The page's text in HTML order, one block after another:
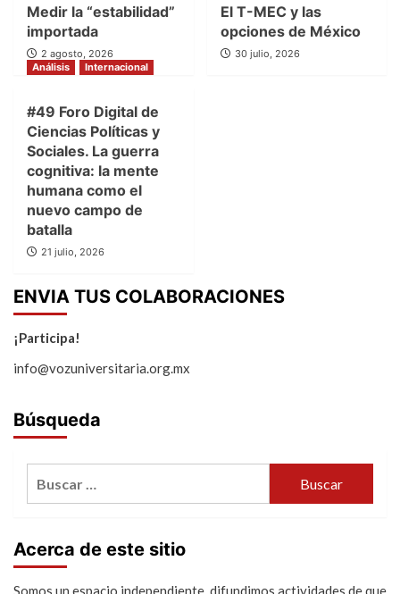
Medir la “estabilidad”
importada
2 agosto, 2026
El T-MEC y las
opciones de México
30 julio, 2026
Análisis
Internacional
#49 Foro Digital de
Ciencias Políticas y
Sociales. La guerra
cognitiva: la mente
humana como el
nuevo campo de
batalla
21 julio, 2026
ENVIA TUS COLABORACIONES
¡Participa!
info@vozuniversitaria.org.mx
Búsqueda
Acerca de este sitio